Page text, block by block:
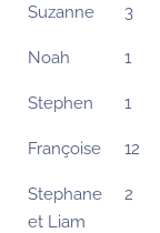
Suzanne 3
Noah 1
Stephen 1
Françoise 12
Stephane
et Liam
2